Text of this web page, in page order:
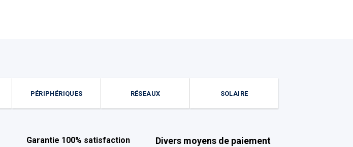
PÉRIPHÉRIQUES RÉSEAUX SOLAIRE
Garantie 100% satisfaction Divers moyens de paiement